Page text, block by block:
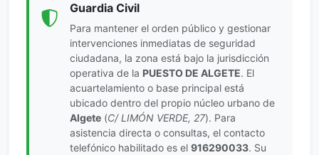
Guardia Civil
Para mantener el orden público y gestionar
intervenciones inmediatas de seguridad
ciudadana, la zona está bajo la jurisdicción
operativa de la PUESTO DE ALGETE. El
acuartelamiento o base principal está
ubicado dentro del propio núcleo urbano de
Algete (C/ LIMÓN VERDE, 27). Para
asistencia directa o consultas, el contacto
telefónico habilitado es el 916290033. Su